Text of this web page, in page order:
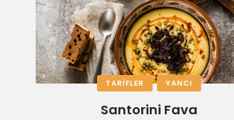
TARIFLER YANCI
Santorini Fava